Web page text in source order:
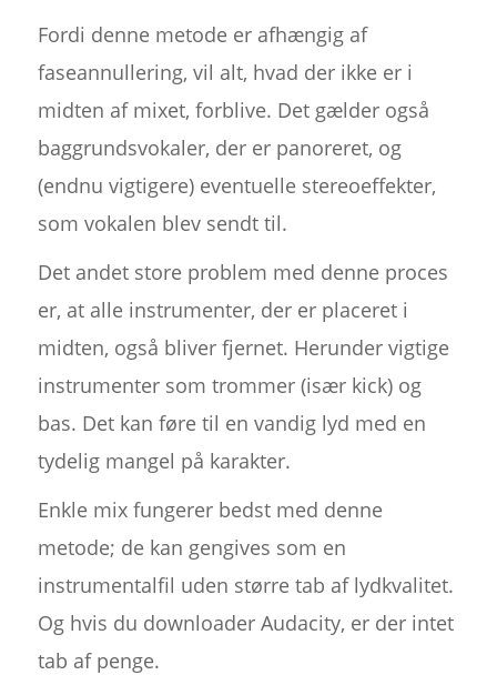
Fordi denne metode er afhængig af
faseannullering, vil alt, hvad der ikke er i
midten af mixet, forblive. Det gælder også
baggrundsvokaler, der er panoreret, og
(endnu vigtigere) eventuelle stereoeffekter,
som vokalen blev sendt til.
Det andet store problem med denne proces
er, at alle instrumenter, der er placeret i
midten, også bliver fjernet. Herunder vigtige
instrumenter som trommer (især kick) og
bas. Det kan føre til en vandig lyd med en
tydelig mangel på karakter.
Enkle mix fungerer bedst med denne
metode; de kan gengives som en
instrumentalfil uden større tab af lydkvalitet.
Og hvis du downloader Audacity, er der intet
tab af penge.